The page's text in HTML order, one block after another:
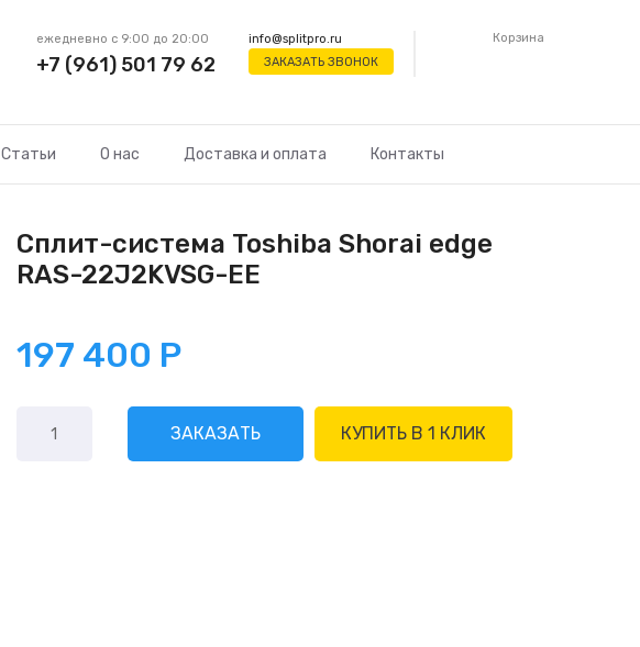
info@splitpro.ru
ЗАКАЗАТЬ ЗВОНОК
ежедневно с 9:00 до 20:00
+7 (961) 501 79 62
Корзина
Статьи О нас Доставка и оплата Контакты
Сплит-система Toshiba Shorai edge
RAS-22J2KVSG-EE
197 400 Р
товара
ЗАКАЗАТЬ КУПИТЬ В 1 КЛИК